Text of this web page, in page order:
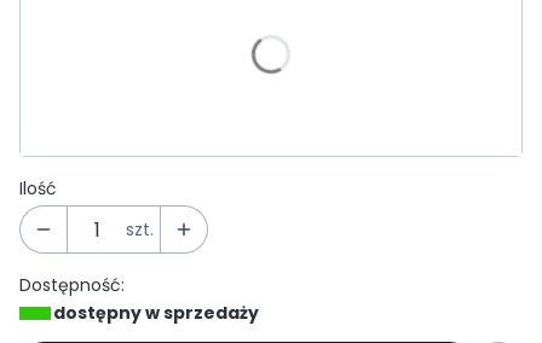
Ilość
szt.
Dostępność:
dostępny w sprzedaży